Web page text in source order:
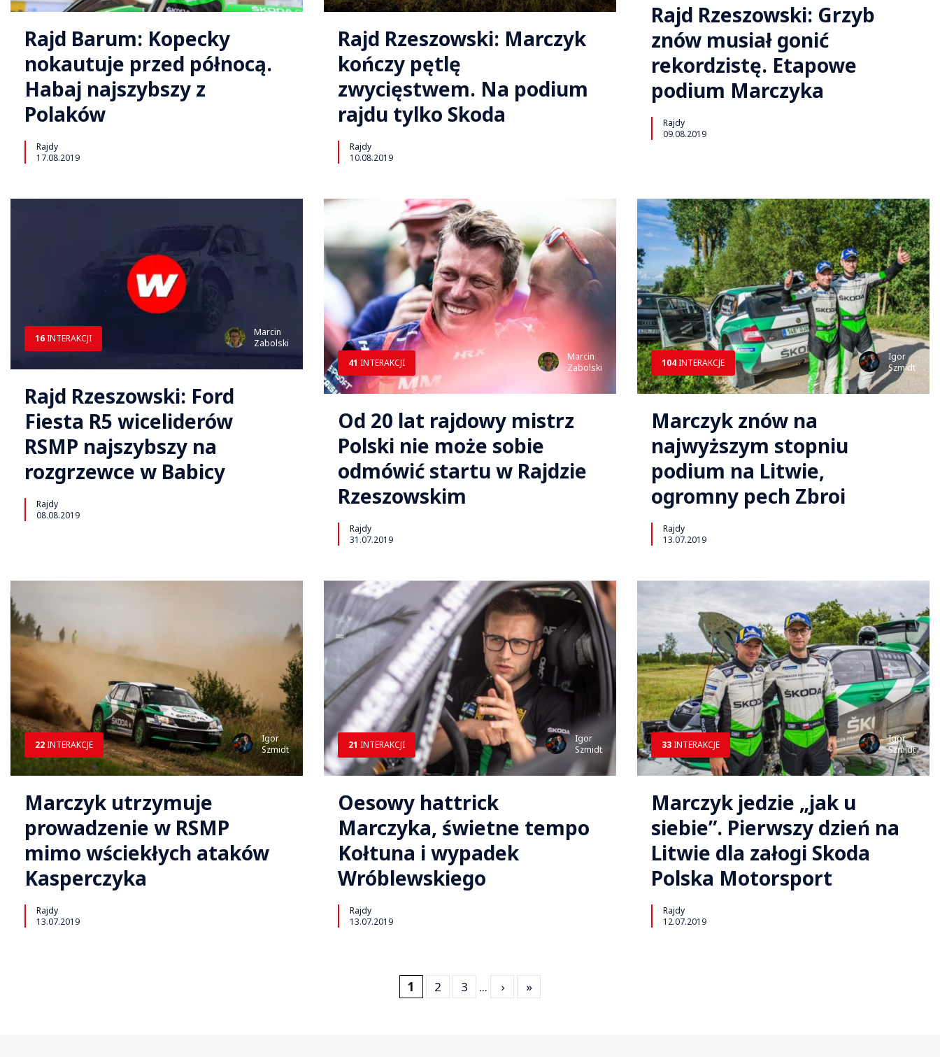
Rajd Barum: Kopecky
nokautuje przed północą.
Habaj najszybszy z
Polaków
Rajdy
17.08.2019
Rajd Rzeszowski: Marczyk
kończy pętlę
zwycięstwem. Na podium
rajdu tylko Skoda
Rajdy
10.08.2019
Rajd Rzeszowski: Grzyb
znów musiał gonić
rekordzistę. Etapowe
podium Marczyka
Rajdy
09.08.2019
16 INTERAKCJI
Marcin
Zabolski
Rajd Rzeszowski: Ford
Fiesta R5 wiceliderów
RSMP najszybszy na
rozgrzewce w Babicy
Rajdy
08.08.2019
41 INTERAKCJI
Marcin
Zabolski
Od 20 lat rajdowy mistrz
Polski nie może sobie
odmówić startu w Rajdzie
Rzeszowskim
Rajdy
31.07.2019
104 INTERAKCJE
Igor
Szmidt
Marczyk znów na
najwyższym stopniu
podium na Litwie,
ogromny pech Zbroi
Rajdy
13.07.2019
22 INTERAKCJE
Igor
Szmidt
Marczyk utrzymuje
prowadzenie w RSMP
mimo wściekłych ataków
Kasperczyka
Rajdy
13.07.2019
21 INTERAKCJI
Igor
Szmidt
Oesowy hattrick
Marczyka, świetne tempo
Kołtuna i wypadek
Wróblewskiego
Rajdy
13.07.2019
33 INTERAKCJE
Igor
Szmidt
Marczyk jedzie „jak u
siebie”. Pierwszy dzień na
Litwie dla załogi Skoda
Polska Motorsport
Rajdy
12.07.2019
1 2 3 ... › »